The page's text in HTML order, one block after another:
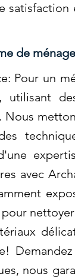
de
Pour un
utilisant
Nous
avec
nous